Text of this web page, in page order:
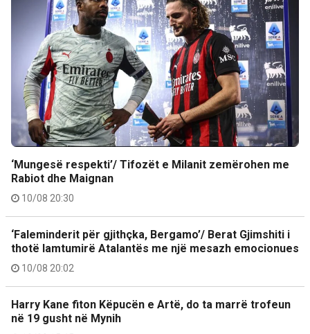
‘Mungesë respekti’/ Tifozët e Milanit zemërohen me
Rabiot dhe Maignan
10/08 20:30
‘Faleminderit për gjithçka, Bergamo’/ Berat Gjimshiti i
thotë lamtumirë Atalantës me një mesazh emocionues
10/08 20:02
Harry Kane fiton Këpucën e Artë, do ta marrë trofeun
në 19 gusht në Mynih